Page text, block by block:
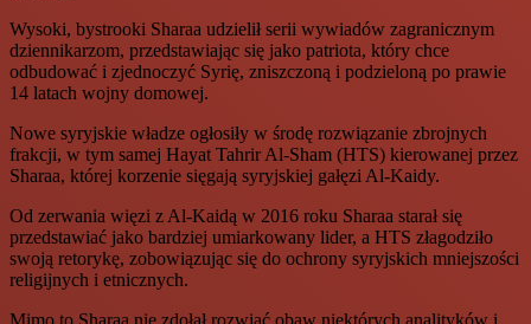
Wysoki, bystrooki Sharaa udzielił serii wywiadów zagranicznym
dziennikarzom, przedstawiając się jako patriota, który chce
odbudować i zjednoczyć Syrię, zniszczoną i podzieloną po prawie
14 latach wojny domowej.
Nowe syryjskie władze ogłosiły w środę rozwiązanie zbrojnych
frakcji, w tym samej Hayat Tahrir Al-Sham (HTS) kierowanej przez
Sharaa, której korzenie sięgają syryjskiej gałęzi Al-Kaidy.
Od zerwania więzi z Al-Kaidą w 2016 roku Sharaa starał się
przedstawiać jako bardziej umiarkowany lider, a HTS złagodziło
swoją retorykę, zobowiązując się do ochrony syryjskich mniejszości
religijnych i etnicznych.
Mimo to Sharaa nie zdołał rozwiać obaw niektórych analityków i